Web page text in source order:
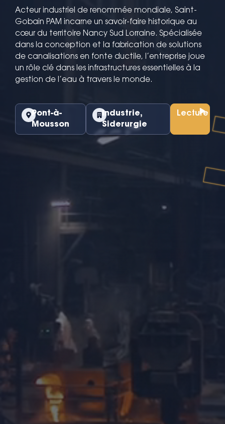
Acteur industriel de renommée mondiale, Saint-
Gobain PAM incarne un savoir-faire historique au
cœur du territoire Nancy Sud Lorraine. Spécialisée
dans la conception et la fabrication de solutions
de canalisations en fonte ductile, l’entreprise joue
un rôle clé dans les infrastructures essentielles à la
gestion de l’eau à travers le monde.
Pont-à-
Mousson
Industrie,
Siderurgie
Lecture